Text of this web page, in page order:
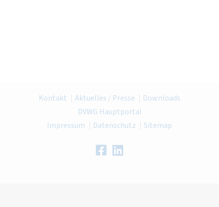
Kontakt Aktuelles / Presse
Downloads
DVWG Hauptportal
Impressum
Datenschutz Sitemap